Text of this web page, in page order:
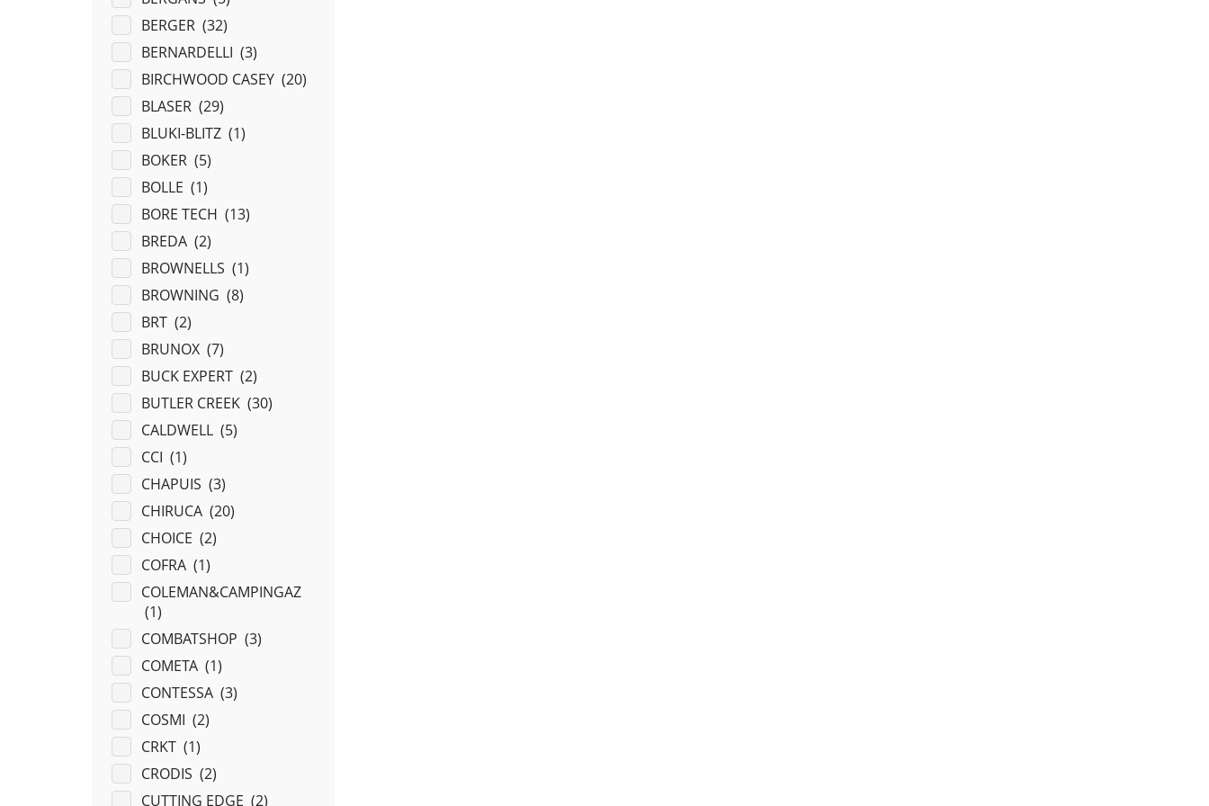
BERGER (32)
BERNARDELLI (3)
BIRCHWOOD CASEY (20)
BLASER (29)
BLUKI-BLITZ (1)
BOKER (5)
BOLLE (1)
BORE TECH (13)
BREDA (2)
BROWNELLS (1)
BROWNING (8)
BRT (2)
BRUNOX (7)
BUCK EXPERT (2)
BUTLER CREEK (30)
CALDWELL (5)
CCI (1)
CHAPUIS (3)
CHIRUCA (20)
CHOICE (2)
COFRA (1)
COLEMAN&CAMPINGAZ
(1)
COMBATSHOP (3)
COMETA (1)
CONTESSA (3)
COSMI (2)
CRKT (1)
CRODIS (2)
CUTTING EDGE (2)